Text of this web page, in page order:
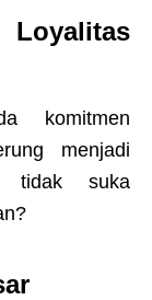
komitmen
menjadi
tidak suka